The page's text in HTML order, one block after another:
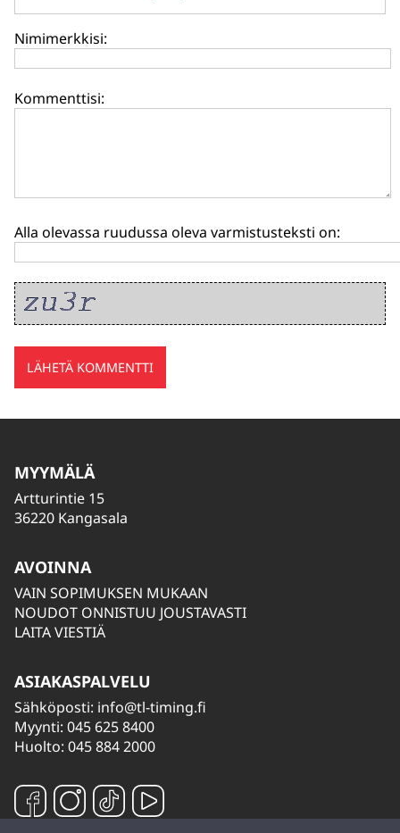
Nimimerkkisi:
Kommenttisi:
Alla olevassa ruudussa oleva varmistusteksti on:
MYYMÄLÄ
Artturintie 15
36220 Kangasala
AVOINNA
VAIN SOPIMUKSEN MUKAAN
NOUDOT ONNISTUU JOUSTAVASTI
LAITA VIESTIÄ
ASIAKASPALVELU
Sähköposti: info@tl-timing.fi
Myynti: 045 625 8400
Huolto: 045 884 2000